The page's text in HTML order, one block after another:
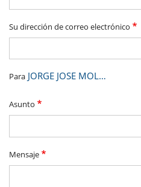
Su dirección de correo electrónico
Para JORGE JOSE MOL…
Asunto
Mensaje